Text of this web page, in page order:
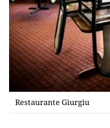
Restaurante Giurgiu